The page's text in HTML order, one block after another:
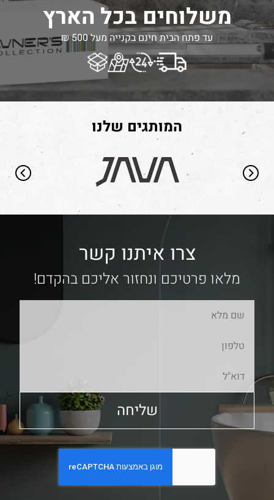
משלוחים בכל הארץ
עד פתח הבית חינם בקנייה מעל 500 ₪
המותגים שלנו
צרו איתנו קשר
מלאו פרטיכם ונחזור אליכם בהקדם!
שליחה